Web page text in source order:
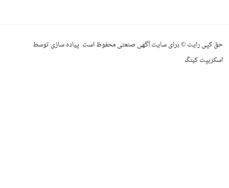
حق کپی رایت © برای سایت آگهی صنعتی محفوظ است. پیاده سازی توسط
اسکریپت کینگ